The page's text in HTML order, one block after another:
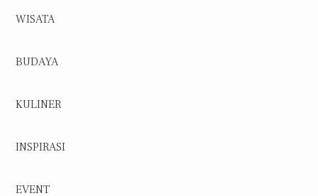
WISATA
BUDAYA
KULINER
INSPIRASI
EVENT